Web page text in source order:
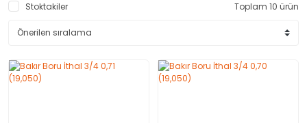
Stoktakiler Toplam 10 ürün